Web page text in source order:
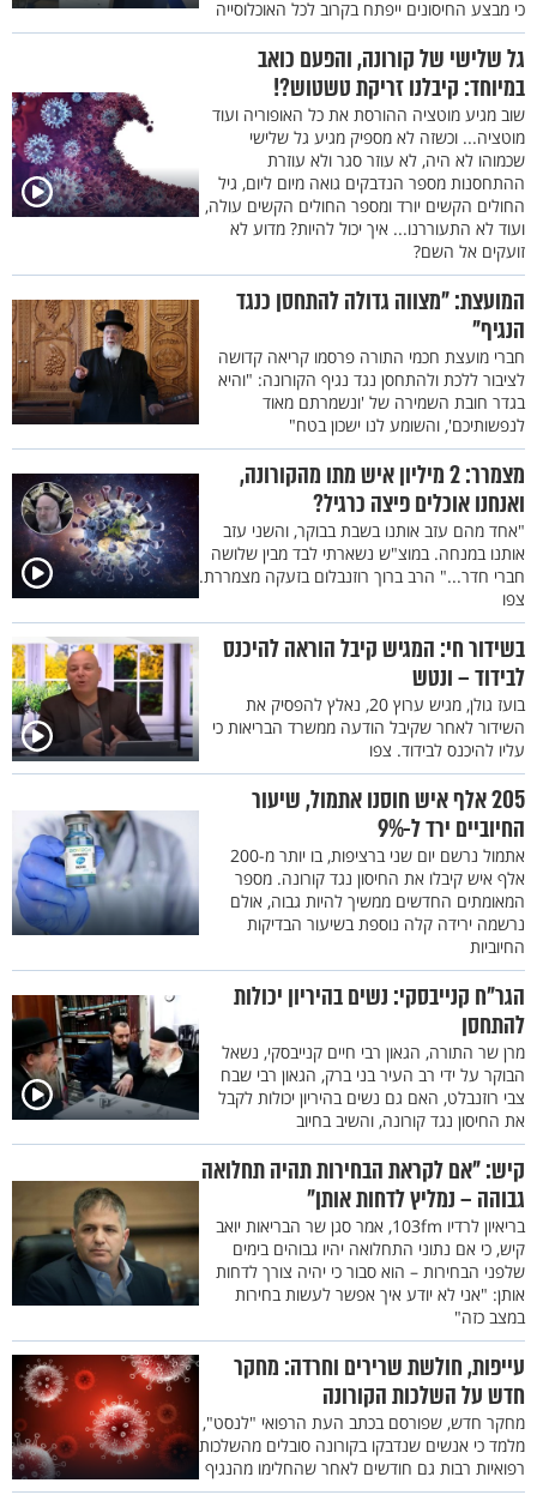
כי מבצע החיסונים ייפתח בקרוב לכל האוכלוסייה
גל שלישי של קורונה, והפעם כואב
במיוחד: קיבלנו זריקת טשטוש?!
שוב מגיע מוטציה ההורסת את כל האופוריה ועוד
מוטציה... וכשזה לא מספיק מגיע גל שלישי
שכמוהו לא היה, לא עוזר סגר ולא עוזרת
ההתחסנות מספר הנדבקים גואה מיום ליום, גיל
החולים הקשים יורד ומספר החולים הקשים עולה,
ועוד לא התעוררנו... איך יכול להיות? מדוע לא
זועקים אל השם?
המועצת: "מצווה גדולה להתחסן כנגד
הנגיף"
חברי מועצת חכמי התורה פרסמו קריאה קדושה
לציבור ללכת ולהתחסן נגד נגיף הקורונה: "והיא
בגדר חובת השמירה של 'ונשמרתם מאוד
לנפשותיכם', והשומע לנו ישכון בטח"
מצמרר: 2 מיליון איש מתו מהקורונה,
ואנחנו אוכלים פיצה כרגיל?
"אחד מהם עזב אותנו בשבת בבוקר, והשני עזב
אותנו במנחה. במוצ"ש נשארתי לבד מבין שלושה
חברי חדר..." הרב ברוך רוזנבלום בזעקה מצמררת.
צפו
בשידור חי: המגיש קיבל הוראה להיכנס
לבידוד – ונטש
בועז גולן, מגיש ערוץ 20, נאלץ להפסיק את
השידור לאחר שקיבל הודעה ממשרד הבריאות כי
עליו להיכנס לבידוד. צפו
205 אלף איש חוסנו אתמול, שיעור
החיוביים ירד ל-9%
אתמול נרשם יום שני ברציפות, בו יותר מ-200
אלף איש קיבלו את החיסון נגד קורונה. מספר
המאומתים החדשים ממשיך להיות גבוה, אולם
נרשמה ירידה קלה נוספת בשיעור הבדיקות
החיוביות
הגר"ח קנייבסקי: נשים בהיריון יכולות
להתחסן
מרן שר התורה, הגאון רבי חיים קנייבסקי, נשאל
הבוקר על ידי רב העיר בני ברק, הגאון רבי שבח
צבי רוזנבלט, האם גם נשים בהיריון יכולות לקבל
את החיסון נגד קורונה, והשיב בחיוב
קיש: "אם לקראת הבחירות תהיה תחלואה
גבוהה – נמליץ לדחות אותן"
בריאיון לרדיו 103fm, אמר סגן שר הבריאות יואב
קיש, כי אם נתוני התחלואה יהיו גבוהים בימים
שלפני הבחירות – הוא סבור כי יהיה צורך לדחות
אותן: "אני לא יודע איך אפשר לעשות בחירות
במצב כזה"
עייפות, חולשת שרירים וחרדה: מחקר
חדש על השלכות הקורונה
מחקר חדש, שפורסם בכתב העת הרפואי "לנסט",
מלמד כי אנשים שנדבקו בקורונה סובלים מהשלכות
רפואיות רבות גם חודשים לאחר שהחלימו מהנגיף